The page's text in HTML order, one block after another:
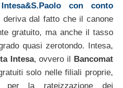
con conto
dal fatto che il canone
gratuito, ma anche il tasso
quasi zerotondo. Intesa,
Intesa, ovvero il Bancomat
solo nelle filiali proprie,
la rateizzazione dei